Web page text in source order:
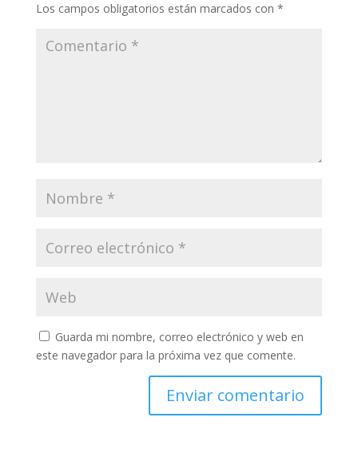
Los campos obligatorios están marcados con *
Guarda mi nombre, correo electrónico y web en
este navegador para la próxima vez que comente.